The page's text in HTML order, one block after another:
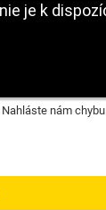
Nahláste nám chybu